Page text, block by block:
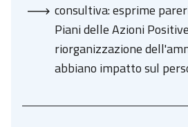
consultiva: esprime
Piani delle Azioni
riorganizzazione
abbiano impatto sul